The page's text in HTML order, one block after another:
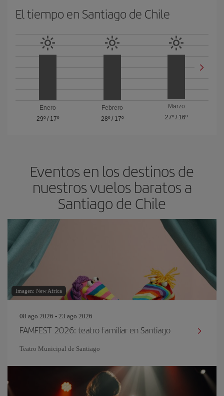
El tiempo en Santiago de Chile
Enero
29º/ 17º
Febrero
28º/ 17º
Marzo
27º / 16º
Eventos en los destinos de
nuestros vuelos baratos a
Santiago de Chile
Imagen: New Africa
08 ago 2026 - 23 ago 2026
FAMFEST 2026: teatro familiar en Santiago
Teatro Municipal de Santiago